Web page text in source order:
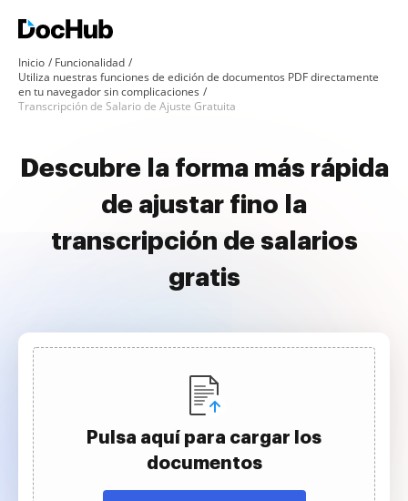
Inicio
Funcionalidad
Utiliza nuestras funciones de edición de documentos PDF directamente
en tu navegador sin complicaciones
Transcripción de Salario de Ajuste Gratuita
Descubre la forma más rápida
de ajustar fino la
transcripción de salarios
gratis
Pulsa aquí para cargar los
documentos